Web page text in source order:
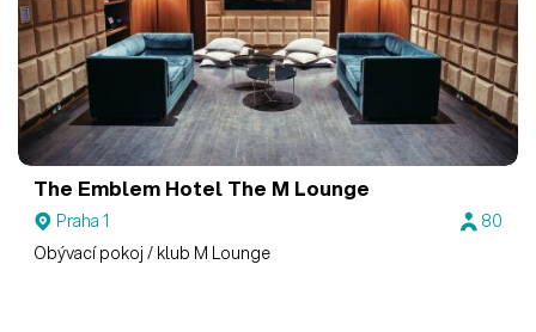
The Emblem Hotel The M Lounge
Praha 1
80
Obývací pokoj / klub M Lounge